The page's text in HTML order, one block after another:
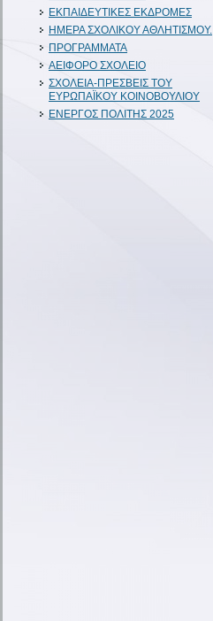
ΕΚΠΑΙΔΕΥΤΙΚΕΣ ΕΚΔΡΟΜΕΣ
ΗΜΕΡΑ ΣΧΟΛΙΚΟΥ ΑΘΛΗΤΙΣΜΟΥ.
ΠΡΟΓΡΑΜΜΑΤΑ
ΑΕΙΦΟΡΟ ΣΧΟΛΕΙΟ
ΣΧΟΛΕΙΑ-ΠΡΕΣΒΕΙΣ ΤΟΥ
ΕΥΡΩΠΑΪΚΟΥ ΚΟΙΝΟΒΟΥΛΙΟΥ
ΕΝΕΡΓΟΣ ΠΟΛΙΤΗΣ 2025